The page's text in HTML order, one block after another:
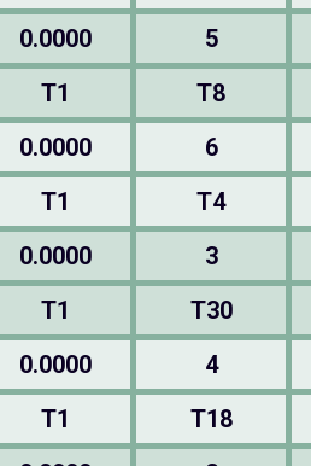
0.0000 5
T1 T8
0.0000 6
T1 T4
0.0000 3
T1 T30
0.0000 4
T1 T18